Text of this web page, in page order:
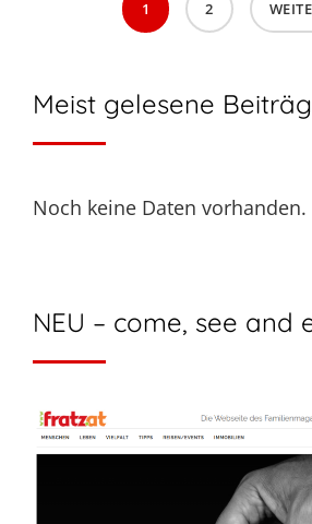
1 2
Meist gelesene
Noch keine Daten vorhanden.
NEU – come, see and